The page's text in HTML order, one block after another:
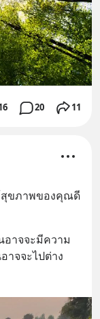
20 11
สุขภาพของคุณดี
อาจจะมีความ
าจจะไปต่าง